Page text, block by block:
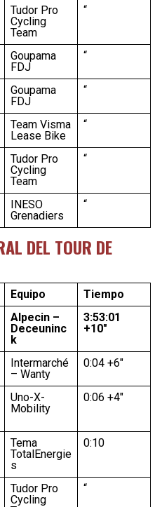
Tudor Pro
Cycling
Team
“
Goupama
FDJ
“
Goupama
FDJ
“
Team Visma
Lease Bike
“
Tudor Pro
Cycling
Team
“
INESO
Grenadiers
“
DEL TOUR DE
Equipo
Tiempo
Alpecin –
Deceuninc
k
3:53:01
+10″
Intermarché
– Wanty
0:04 +6″
Uno-X-
Mobility
0:06 +4″
Tema
TotalEnergie
s
0:10
Tudor Pro
Cycling
“